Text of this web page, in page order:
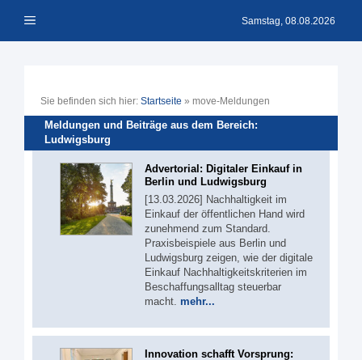
Inhalt Menü Samstag, 08.08.2026
Sie befinden sich hier: Startseite » move-Meldungen
Meldungen und Beiträge aus dem Bereich:
Ludwigsburg
Advertorial: Digitaler Einkauf in
Berlin und Ludwigsburg
[13.03.2026] Nachhaltigkeit im
Einkauf der öffentlichen Hand wird
zunehmend zum Standard.
Praxisbeispiele aus Berlin und
Ludwigsburg zeigen, wie der digitale
Einkauf Nachhaltigkeitskriterien im
Beschaffungsalltag steuerbar
macht. mehr...
Innovation schafft Vorsprung: